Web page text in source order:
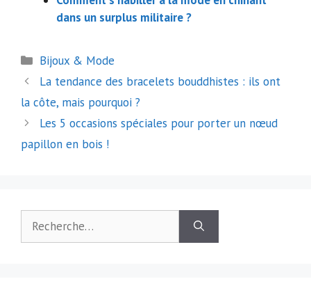
dans un surplus militaire ?
Catégories
Bijoux & Mode
Navigation
des
articles
La tendance des bracelets bouddhistes : ils ont
la côte, mais pourquoi ?
Les 5 occasions spéciales pour porter un nœud
papillon en bois !